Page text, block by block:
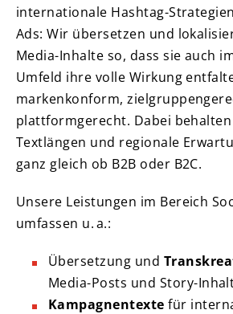
internationale Hashtag-
Ads: Wir übersetzen und
Media-Inhalte so, dass sie auch
Umfeld ihre volle Wirkung
markenkonform,
plattformgerecht. Dabei
Textlängen und regionale
ganz gleich ob B2B oder B2C.
Unsere Leistungen im Bereich
umfassen u. a.:
Übersetzung und
Media-Posts und Story-
Kampagnentexte für